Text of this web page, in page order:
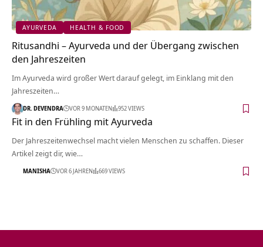
AYURVEDA HEALTH & FOOD
Ritusandhi – Ayurveda und der Übergang zwischen
den Jahreszeiten
Im Ayurveda wird großer Wert darauf gelegt, im Einklang mit den
Jahreszeiten…
DR. DEVENDRA VOR 9 MONATEN 952 VIEWS
Fit in den Frühling mit Ayurveda
Der Jahreszeitenwechsel macht vielen Menschen zu schaffen. Dieser
Artikel zeigt dir, wie…
MANISHA VOR 6 JAHREN 669 VIEWS